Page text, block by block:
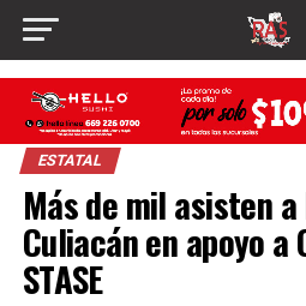
ESTATAL
Más de mil asisten
Culiacán en apoyo
STASE